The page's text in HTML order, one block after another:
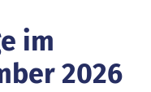
im
2026